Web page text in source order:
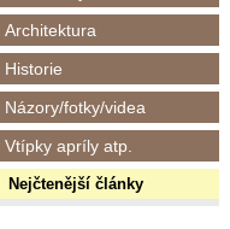
Architektura
Historie
Názory/fotky/videa
Vtípky apríly atp.
Nejčtenější články